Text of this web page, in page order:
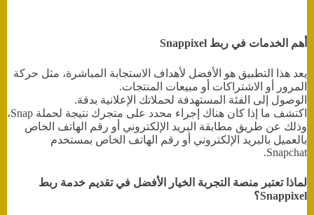
أهم الخدمات في ربط Snappixel
يعد هذا التطبيق هو الأفضل لأهداف الاستجابة المباشرة، مثل حركة
المرور أو الاشتراكات أو مبيعات المنتجات.
الوصول إلى الفئة المستهدفة لحملاتك الإعلانية بدقة.
اكتشف ما إذا كان هناك إجراء محدد على متجرك نتيجة لحملة Snap،
وذلك عن طريق مطابقة البريد الإلكتروني أو رقم الهاتف الخاص
بالعميل بالبريد الإلكتروني أو رقم الهاتف الخاص بمستخدم
Snapchat.
لماذا تعتبر منصة التجربة الخيار الأفضل في تقديم خدمة ربط
Snappixel؟